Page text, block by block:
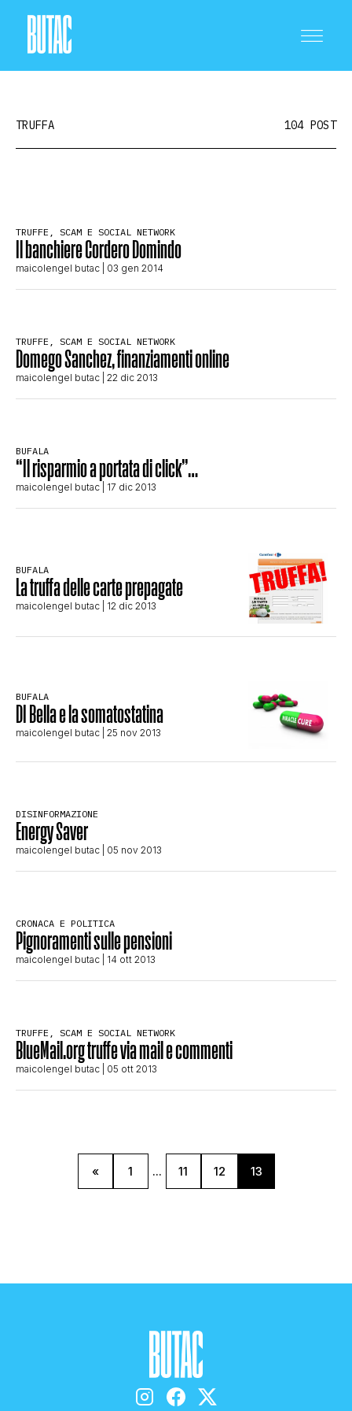
SCIENZA E TECNOLOGIA
STORIA E CITAZIONI
COMPLOTTI, LEGGENDE URBANE ED
EDITORIALI
CLIMA ED ENERGIA
CHI SIAMO
TRUFFA 104 POST
TRUFFE, SCAM E SOCIAL NETWORK
Il banchiere Cordero Domindo
maicolengel butac | 03 gen 2014
TRUFFE, SCAM E SOCIAL NETWORK
Domego Sanchez, finanziamenti online
maicolengel butac | 22 dic 2013
BUFALA
“Il risparmio a portata di click”…
maicolengel butac | 17 dic 2013
BUFALA
La truffa delle carte prepagate
maicolengel butac | 12 dic 2013
BUFALA
DI Bella e la somatostatina
maicolengel butac | 25 nov 2013
DISINFORMAZIONE
Energy Saver
maicolengel butac | 05 nov 2013
CRONACA E POLITICA
Pignoramenti sulle pensioni
maicolengel butac | 14 ott 2013
TRUFFE, SCAM E SOCIAL NETWORK
BlueMail.org truffe via mail e commenti
maicolengel butac | 05 ott 2013
« 1 ... 11 12 13